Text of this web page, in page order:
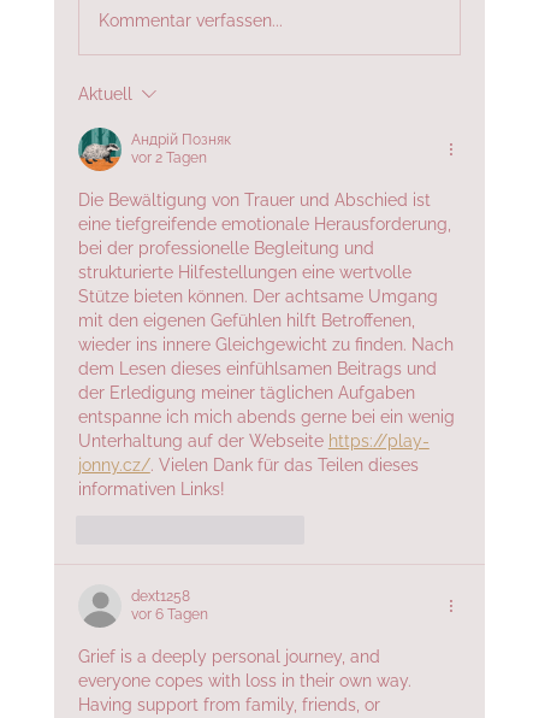
Trauredner:in
Kommentar verfassen...
Aktuell
Андрій Позняк
vor 2 Tagen
Die Bewältigung von Trauer und Abschied ist
eine tiefgreifende emotionale Herausforderung,
bei der professionelle Begleitung und
strukturierte Hilfestellungen eine wertvolle
Stütze bieten können. Der achtsame Umgang
mit den eigenen Gefühlen hilft Betroffenen,
wieder ins innere Gleichgewicht zu finden. Nach
dem Lesen dieses einfühlsamen Beitrags und
der Erledigung meiner täglichen Aufgaben
entspanne ich mich abends gerne bei ein wenig
Unterhaltung auf der Webseite https://play-
jonny.cz/. Vielen Dank für das Teilen dieses
informativen Links!
dext1258
vor 6 Tagen
Grief is a deeply personal journey, and
everyone copes with loss in their own way.
Having support from family, friends, or